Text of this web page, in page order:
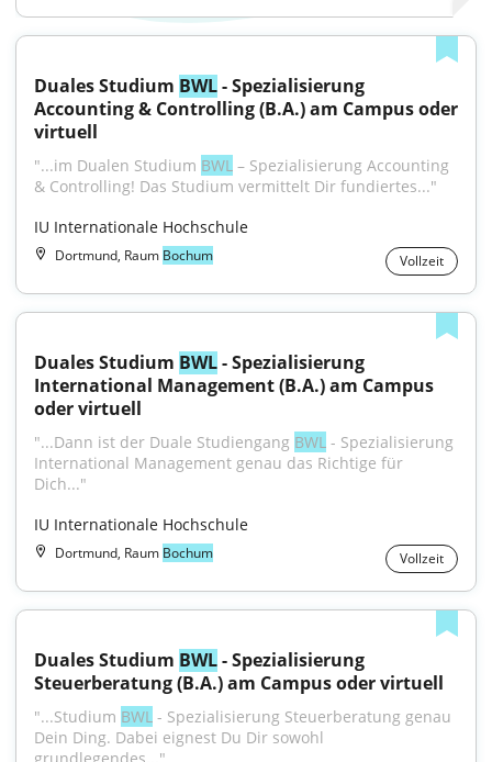
Duales Studium BWL - Spezialisierung
Accounting & Controlling (B.A.) am Campus oder
virtuell
"...im Dualen Studium BWL – Spezialisierung Accounting
& Controlling! Das Studium vermittelt Dir fundiertes..."
IU Internationale Hochschule
Dortmund, Raum Bochum Vollzeit
Duales Studium BWL - Spezialisierung
International Management (B.A.) am Campus
oder virtuell
"...Dann ist der Duale Studiengang BWL - Spezialisierung
International Management genau das Richtige für
Dich..."
IU Internationale Hochschule
Dortmund, Raum Bochum Vollzeit
Duales Studium BWL - Spezialisierung
Steuerberatung (B.A.) am Campus oder virtuell
"...Studium BWL - Spezialisierung Steuerberatung genau
Dein Ding. Dabei eignest Du Dir sowohl